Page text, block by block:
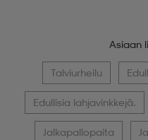
Asiaan
Talviurheilu
Edullisia lahjavinkkejä.
Jalkapallopaita